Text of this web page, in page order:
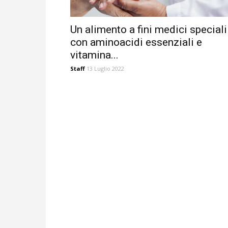
Un alimento a fini medici speciali
con aminoacidi essenziali e
vitamina...
Staff 13 Luglio 2022